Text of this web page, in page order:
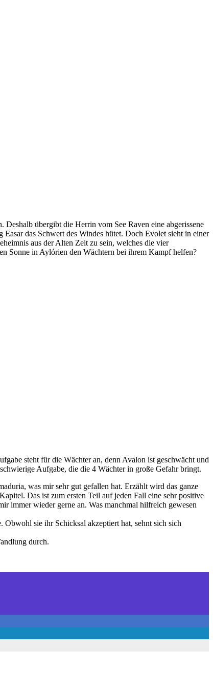
übergibt die Herrin vom See Raven eine abgerissene
das Schwert des Windes hütet. Doch Evolet sieht in einer
aus der Alten Zeit zu sein, welches die vier
Sonne in Aylórien den Wächtern bei ihrem Kampf helfen?
steht für die Wächter an, denn Avalon ist geschwächt und
Aufgabe, die die 4 Wächter in große Gefahr bringt.
was mir sehr gut gefallen hat. Erzählt wird das ganze
Das ist zum ersten Teil auf jeden Fall eine sehr positive
immer wieder gerne an. Was manchmal hilfreich gewesen
sie ihr Schicksal akzeptiert hat, sehnt sich sich
durch.